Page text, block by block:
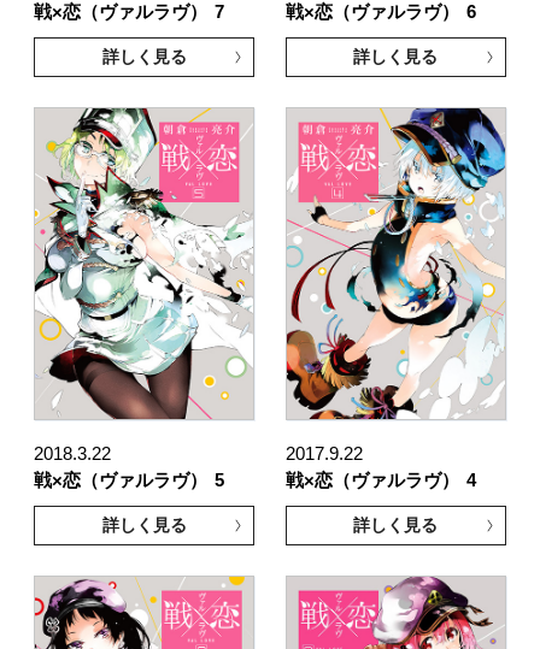
戦×恋（ヴァルラヴ）
7
詳しく見る
戦×恋（ヴァルラヴ）
6
詳しく見る
2018.3.22
戦×恋（ヴァルラヴ）
5
詳しく見る
2017.9.22
戦×恋（ヴァルラヴ）
4
詳しく見る